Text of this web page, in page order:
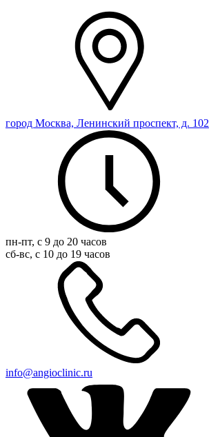
город Москва, Ленинский проспект, д. 102
пн-пт, с 9 до 20 часов
сб-вс, с 10 до 19 часов
info@angioclinic.ru